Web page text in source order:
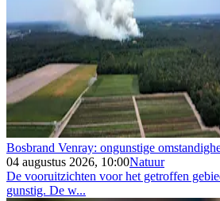
Bosbrand Venray: ongunstige
04 augustus 2026, 10:00Natuur
De vooruitzichten voor het getroffen
gunstig. De w...